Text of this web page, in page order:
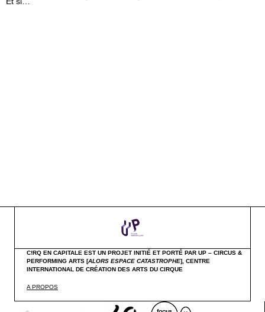
C!RQ EN CAPITALE EST UN PROJET INITIÉ ET PORTÉ PAR UP – CIRCUS &
PERFORMING ARTS [ALORS ESPACE CATASTROPHE], CENTRE
INTERNATIONAL DE CRÉATION DES ARTS DU CIRQUE
A PROPOS